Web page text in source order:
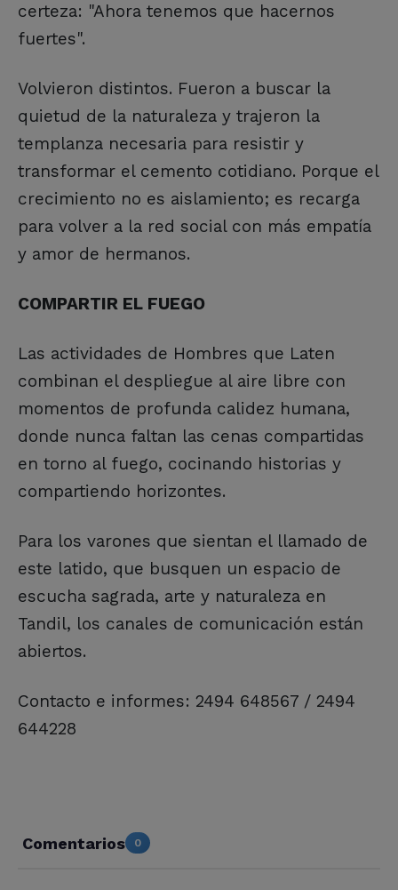
certeza: "Ahora tenemos que hacernos
fuertes".
Volvieron distintos. Fueron a buscar la
quietud de la naturaleza y trajeron la
templanza necesaria para resistir y
transformar el cemento cotidiano. Porque el
crecimiento no es aislamiento; es recarga
para volver a la red social con más empatía
y amor de hermanos.
COMPARTIR EL FUEGO
Las actividades de Hombres que Laten
combinan el despliegue al aire libre con
momentos de profunda calidez humana,
donde nunca faltan las cenas compartidas
en torno al fuego, cocinando historias y
compartiendo horizontes.
Para los varones que sientan el llamado de
este latido, que busquen un espacio de
escucha sagrada, arte y naturaleza en
Tandil, los canales de comunicación están
abiertos.
Contacto e informes: 2494 648567 / 2494
644228
Comentarios 0